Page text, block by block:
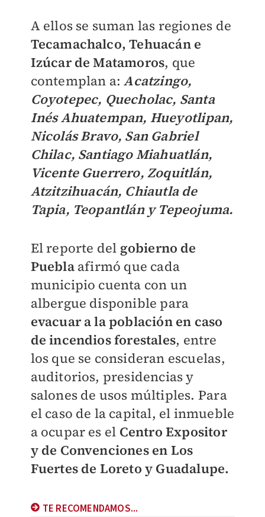
A ellos se suman las regiones de
Tecamachalco, Tehuacán e
Izúcar de Matamoros, que
contemplan a:Acatzingo,
Coyotepec, Quecholac, Santa
Inés Ahuatempan, Hueyotlipan,
Nicolás Bravo, San Gabriel
Chilac, Santiago Miahuatlán,
Vicente Guerrero, Zoquitlán,
Atzitzihuacán, Chiautla de
Tapia, Teopantlán y Tepeojuma.
El reporte del gobierno de
Puebla afirmó que cada
municipio cuenta con un
albergue disponible para
evacuar a la población en caso
de incendios forestales, entre
los que se consideran escuelas,
auditorios, presidencias y
salones de usos múltiples. Para
el caso de la capital, el inmueble
a ocupar es el Centro Expositor
y de Convenciones en Los
Fuertes de Loreto y Guadalupe.
TE RECOMENDAMOS...